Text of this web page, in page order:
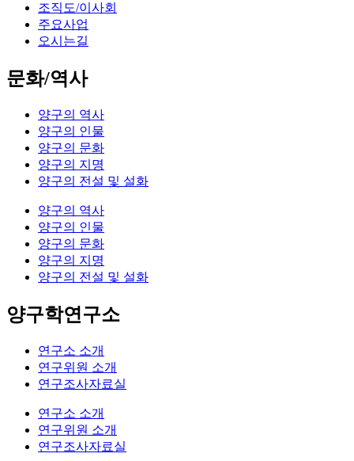
조직도/이사회
주요사업
오시는길
문화/역사
양구의 역사
양구의 인물
양구의 문화
양구의 지명
양구의 전설 및 설화
양구의 역사
양구의 인물
양구의 문화
양구의 지명
양구의 전설 및 설화
양구학연구소
연구소 소개
연구위원 소개
연구조사자료실
연구소 소개
연구위원 소개
연구조사자료실